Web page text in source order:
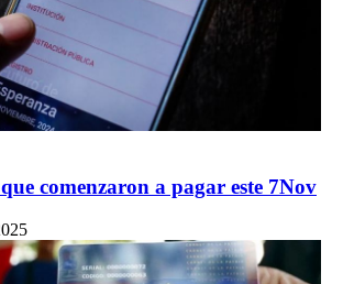
comenzaron a pagar este 7Nov